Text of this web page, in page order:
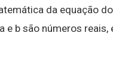
da equação
e b são números reais,